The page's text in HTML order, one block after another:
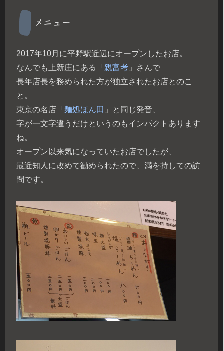
メニュー
2017年10月に平野駅近辺にオープンしたお店。
なんでも上新庄にある「 親富考 」さんで
長年店長を務められた方が独立されたお店とのこ
と。
東京の名店「 麺処ほん田 」と同じ発音、
字が一文字違うだけというのもインパクトあります
ね。
オープン以来気になっていたお店でしたが、
最近知人に改めて勧められたので、満を持しての訪
問です。